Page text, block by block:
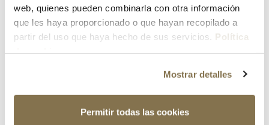
web, quienes pueden combinarla con otra información
que les haya proporcionado o que hayan recopilado a
partir del uso que haya hecho de sus servicios. Política
Mostrar detalles
Permitir todas las cookies